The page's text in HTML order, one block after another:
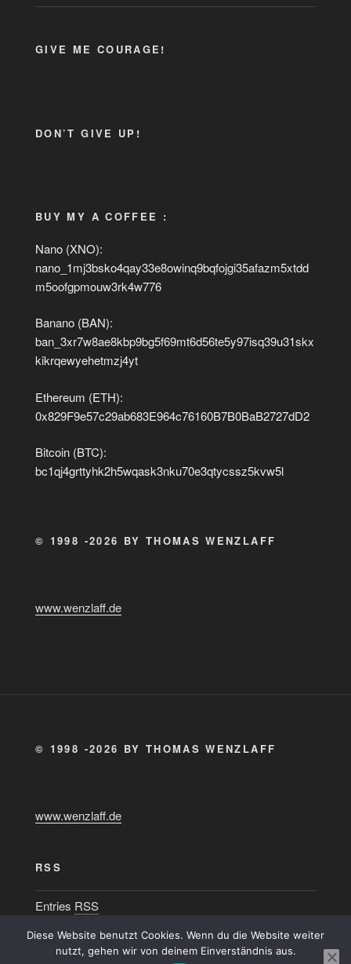
GIVE ME COURAGE!
DON’T GIVE UP!
BUY MY A COFFEE :
Nano (XNO):
nano_1mj3bsko4qay33e8owinq9bqfojgi35afazm5xtdd
m5oofgpmouw3rk4w776
Banano (BAN):
ban_3xr7w8ae8kbp9bg5f69mt6d56te5y97isq39u31skx
kikrqewyehetmzj4yt
Ethereum (ETH):
0x829F9e57c29ab683E964c76160B7B0BaB2727dD2
Bitcoin (BTC):
bc1qj4grttyhk2h5wqask3nku70e3qtycssz5kvw5l
© 1998 -2026 BY THOMAS WENZLAFF
www.wenzlaff.de
© 1998 -2026 BY THOMAS WENZLAFF
www.wenzlaff.de
RSS
Entries RSS
Diese Website benutzt Cookies. Wenn du die Website weiter
nutzt, gehen wir von deinem Einverständnis aus.